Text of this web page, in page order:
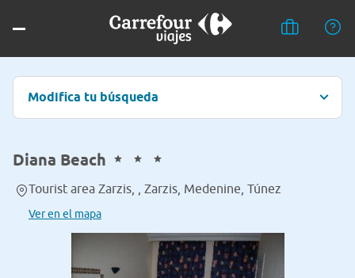
Modifica tu búsqueda
Diana Beach
Tourist area Zarzis, , Zarzis, Medenine, Túnez
Ver en el mapa